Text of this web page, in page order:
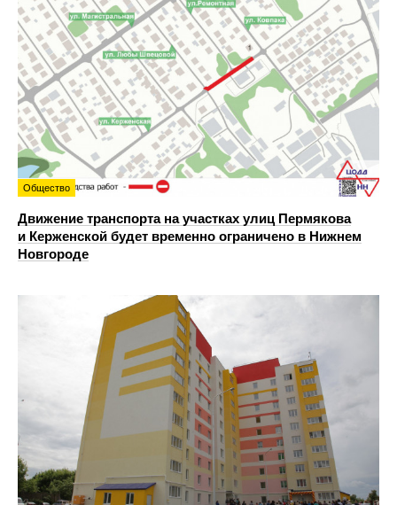
Общество
Движение транспорта на участках улиц Пермякова
и Керженской будет временно ограничено в Нижнем
Новгороде